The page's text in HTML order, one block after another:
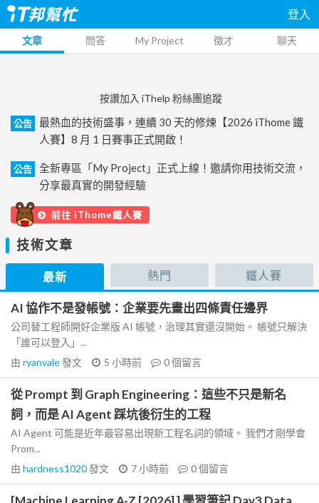
登入
文章 問答 My Project 徵才 聊天
按讚加入 iThelp 粉絲團追蹤
公告
最熱血的技術盛事，連續 30 天的修煉【2026 iThome 鐵
人賽】8 月 1 日賽事正式開啟！
公告
全新專區「My Project」正式上線！邀請你用技術交流，
分享最真實的開發經驗
前往 iThome鐵人賽
技術文章
最新 熱門 鐵人賽
AI 協作不是發帳號：企業要先畫出四條責任邊界
公司替工程師開好企業版 AI 帳號，治理其實還沒開始。 帳號只解決
「誰可以登入」...
由 ryanvale發文 5 小時前 0個留言
從 Prompt 到 Graph Engineering：這些不只是新名
詞，而是 AI Agent 踩坑後衍生的工程
AI Agent 可能是近年最容易出現新工程名詞的領域。 我們才剛學會
Prom...
由 hardness1020發文 7 小時前 0個留言